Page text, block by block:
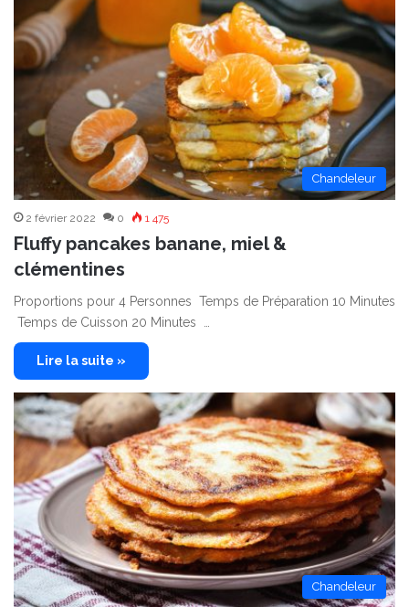
Chandeleur
2 février 2022 0 1 475
Fluffy pancakes banane, miel &
clémentines
Proportions pour 4 Personnes Temps de Préparation 10 Minutes
Temps de Cuisson 20 Minutes …
Lire la suite »
Chandeleur